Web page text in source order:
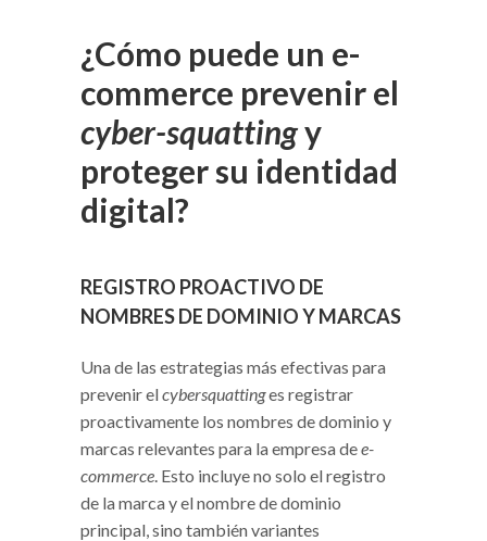
¿Cómo puede un e-
commerce prevenir el
cyber-squattingy
proteger su identidad
digital?
REGISTRO PROACTIVO DE
NOMBRES DE DOMINIO Y MARCAS
Una de las estrategias más efectivas para
prevenir elcybersquattinges registrar
proactivamente los nombres de dominio y
marcas relevantes para la empresa dee-
commerce. Esto incluye no solo el registro
de la marca y el nombre de dominio
principal, sino también variantes